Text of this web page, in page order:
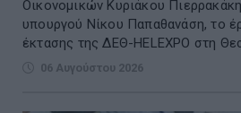
Οικονομικών Κυριάκου
υπουργού Νίκου Παπαθανάση, το
έκτασης της ΔΕΘ-HELEXPO στη
06 Αυγούστου 2026